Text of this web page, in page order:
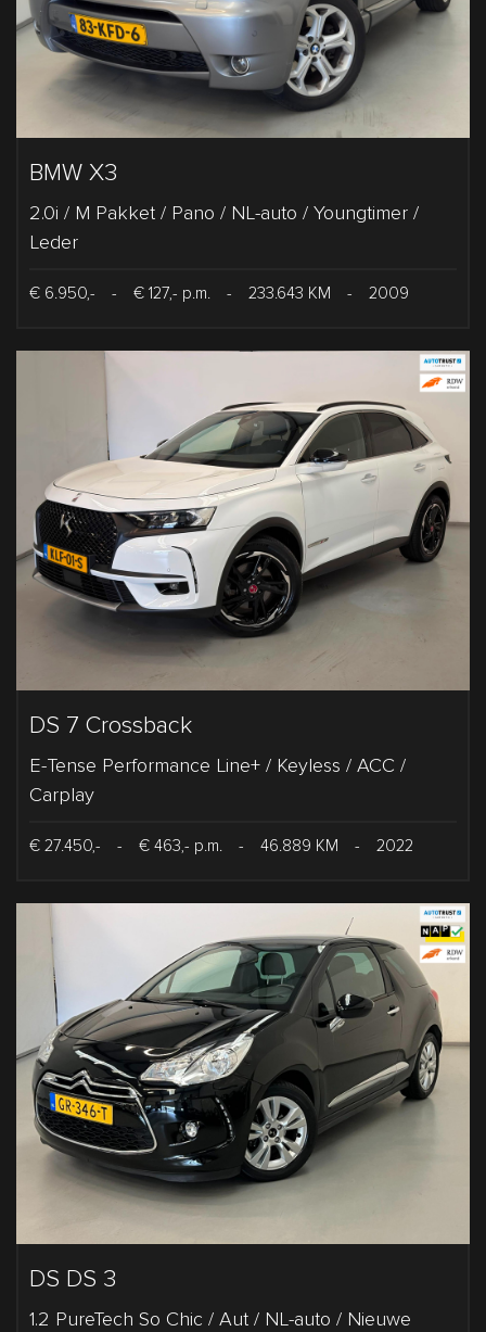
BMW X3
2.0i / M Pakket / Pano / NL-auto / Youngtimer /
Leder
€ 6.950,- - € 127,- p.m. - 233.643 KM - 2009
DS 7 Crossback
E-Tense Performance Line+ / Keyless / ACC /
Carplay
€ 27.450,- - € 463,- p.m. - 46.889 KM - 2022
DS DS 3
1.2 PureTech So Chic / Aut / NL-auto / Nieuwe